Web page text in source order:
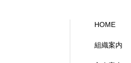
HOME
組織案内